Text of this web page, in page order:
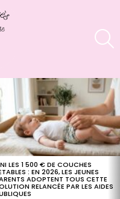
LES 1 500 € DE COUCHES
: EN 2026, LES JEUNES
ADOPTENT TOUS CETTE
RELANCÉE PAR LES AIDES